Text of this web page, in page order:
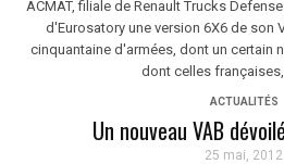
ACMAT, filiale de Renault Trucks
d'Eurosatory une version 6X6 de son
cinquantaine d'armées, dont un certain
dont celles françaises,
ACTUALITÉS
Un nouveau VAB
25 mai, 2012